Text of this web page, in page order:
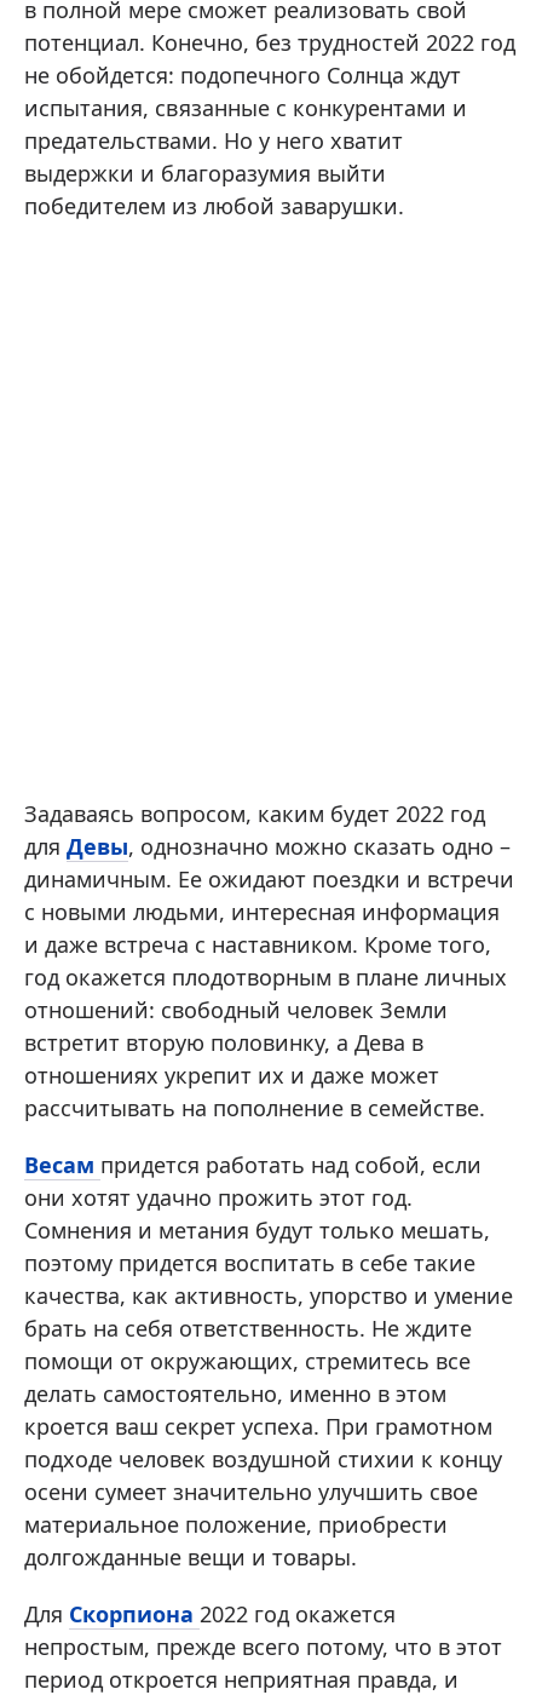
в полной мере сможет реализовать свой
потенциал. Конечно, без трудностей 2022 год
не обойдется: подопечного Солнца ждут
испытания, связанные с конкурентами и
предательствами. Но у него хватит
выдержки и благоразумия выйти
победителем из любой заварушки.
Задаваясь вопросом, каким будет 2022 год
для Девы, однозначно можно сказать одно –
динамичным. Ее ожидают поездки и встречи
с новыми людьми, интересная информация
и даже встреча с наставником. Кроме того,
год окажется плодотворным в плане личных
отношений: свободный человек Земли
встретит вторую половинку, а Дева в
отношениях укрепит их и даже может
рассчитывать на пополнение в семействе.
Весам придется работать над собой, если
они хотят удачно прожить этот год.
Сомнения и метания будут только мешать,
поэтому придется воспитать в себе такие
качества, как активность, упорство и умение
брать на себя ответственность. Не ждите
помощи от окружающих, стремитесь все
делать самостоятельно, именно в этом
кроется ваш секрет успеха. При грамотном
подходе человек воздушной стихии к концу
осени сумеет значительно улучшить свое
материальное положение, приобрести
долгожданные вещи и товары.
Для Скорпиона 2022 год окажется
непростым, прежде всего потому, что в этот
период откроется неприятная правда, и